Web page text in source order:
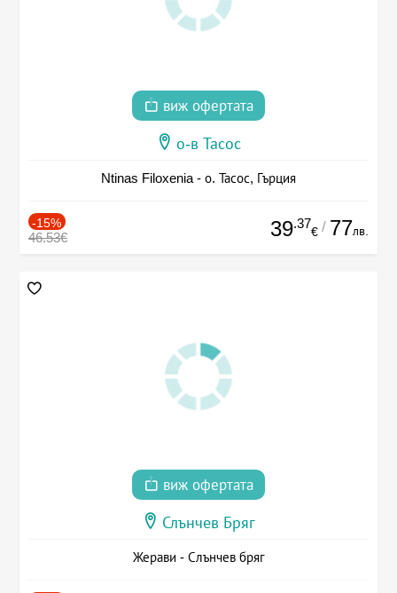
виж офертата
о-в Тасос
Ntinas Filoxenia - о. Тасос, Гърция
-15%
46.53€ 39.37
€ / 77лв.
виж офертата
Слънчев Бряг
Жерави - Слънчев бряг